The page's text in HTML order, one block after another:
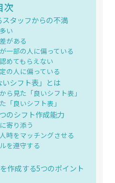
次
タッフからの不満
い
がある
一部の人に偏っている
めてもらえない
の人に偏っている
シフト表」とは
ら見た「良いシフト表」
「良いシフト表」
のシフト作成能力
寄り添う
時をマッチングさせる
を遵守する
作成する5つのポイント